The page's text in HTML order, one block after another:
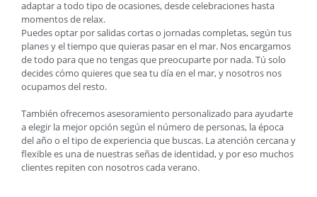
adaptar a todo tipo de ocasiones, desde celebraciones hasta
momentos de relax.
Puedes optar por salidas cortas o jornadas completas, según tus
planes y el tiempo que quieras pasar en el mar. Nos encargamos
de todo para que no tengas que preocuparte por nada. Tú solo
decides cómo quieres que sea tu día en el mar, y nosotros nos
ocupamos del resto.
También ofrecemos asesoramiento personalizado para ayudarte
a elegir la mejor opción según el número de personas, la época
del año o el tipo de experiencia que buscas. La atención cercana y
flexible es una de nuestras señas de identidad, y por eso muchos
clientes repiten con nosotros cada verano.